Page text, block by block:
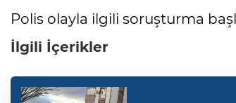
Polis olayla ilgili soruşturma
İlgili İçerikler